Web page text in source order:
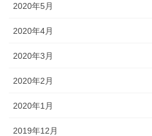
2020年5月
2020年4月
2020年3月
2020年2月
2020年1月
2019年12月